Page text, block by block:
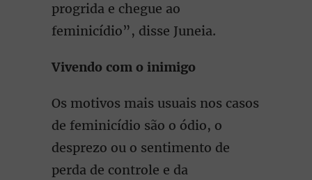
progrida e chegue ao
feminicídio”, disse Juneia.
Vivendo com o inimigo
Os motivos mais usuais nos casos
de feminicídio são o ódio, o
desprezo ou o sentimento de
perda de controle e da